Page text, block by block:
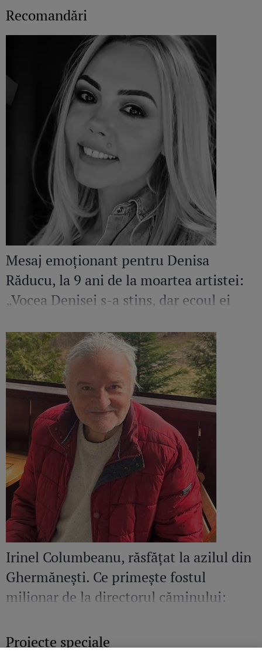
Recomandări
Mesaj emoționant pentru Denisa
Răducu, la 9 ani de la moartea artistei:
„Vocea Denisei s-a stins, dar ecoul ei
Irinel Columbeanu, răsfățat la azilul din
Ghermănești. Ce primește fostul
milionar de la directorul căminului:
Proiecte speciale